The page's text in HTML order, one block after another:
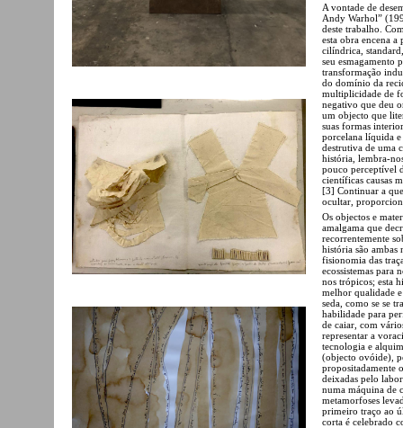
A vontade de
Andy Warhol”
deste trabalho.
esta obra encena
cilíndrica,
seu esmagamento
transformação
do domínio da
multiplicidade de
negativo que deu
um objecto que
suas formas
porcelana líquida e
destrutiva de uma
história, lembra-
pouco perceptível
científicas causas
[3] Continuar a
ocultar,
Os objectos e
amalgama que
recorrentemente
história são ambas
fisionomia das
ecossistemas para
nos trópicos; esta
melhor qualidade
seda, como se se
habilidade para
de caiar, com
representar a
tecnologia e
(objecto ovóide),
propositadamente
deixadas pelo
numa máquina de
metamorfoses
primeiro traço ao
corta é celebrado